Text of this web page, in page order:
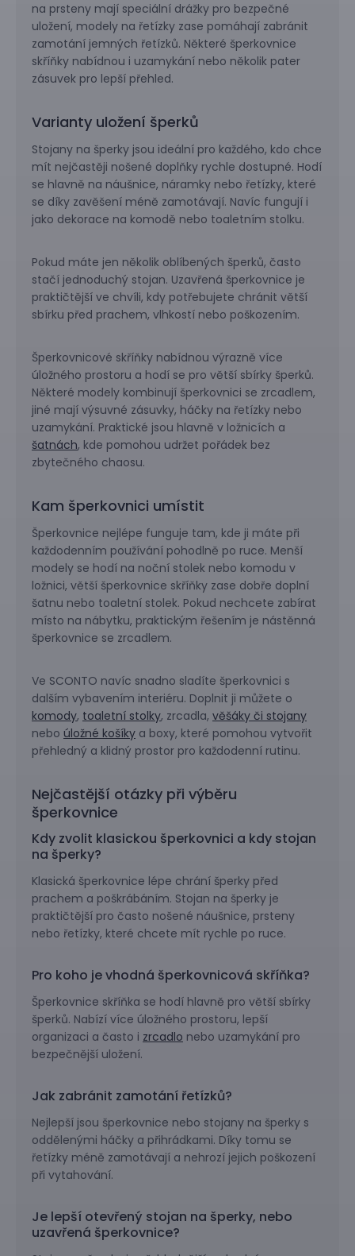
na prsteny mají speciální drážky pro bezpečné
uložení, modely na řetízky zase pomáhají zabránit
zamotání jemných řetízků. Některé šperkovnice
skříňky nabídnou i uzamykání nebo několik pater
zásuvek pro lepší přehled.
Varianty uložení šperků
Stojany na šperky jsou ideální pro každého, kdo chce
mít nejčastěji nošené doplňky rychle dostupné. Hodí
se hlavně na náušnice, náramky nebo řetízky, které
se díky zavěšení méně zamotávají. Navíc fungují i
jako dekorace na komodě nebo toaletním stolku.
Pokud máte jen několik oblíbených šperků, často
stačí jednoduchý stojan. Uzavřená šperkovnice je
praktičtější ve chvíli, kdy potřebujete chránit větší
sbírku před prachem, vlhkostí nebo poškozením.
Šperkovnicové skříňky nabídnou výrazně více
úložného prostoru a hodí se pro větší sbírky šperků.
Některé modely kombinují šperkovnici se zrcadlem,
jiné mají výsuvné zásuvky, háčky na řetízky nebo
uzamykání. Praktické jsou hlavně v ložnicích a
šatnách, kde pomohou udržet pořádek bez
zbytečného chaosu.
Kam šperkovnici umístit
Šperkovnice nejlépe funguje tam, kde ji máte při
každodenním používání pohodlně po ruce. Menší
modely se hodí na noční stolek nebo komodu v
ložnici, větší šperkovnice skříňky zase dobře doplní
šatnu nebo toaletní stolek. Pokud nechcete zabírat
místo na nábytku, praktickým řešením je nástěnná
šperkovnice se zrcadlem.
Ve SCONTO navíc snadno sladíte šperkovnici s
dalším vybavením interiéru. Doplnit ji můžete o
komody, toaletní stolky, zrcadla, věšáky či stojany
nebo úložné košíky a boxy, které pomohou vytvořit
přehledný a klidný prostor pro každodenní rutinu.
Nejčastější otázky při výběru
šperkovnice
Kdy zvolit klasickou šperkovnici a kdy stojan
na šperky?
Klasická šperkovnice lépe chrání šperky před
prachem a poškrábáním. Stojan na šperky je
praktičtější pro často nošené náušnice, prsteny
nebo řetízky, které chcete mít rychle po ruce.
Pro koho je vhodná šperkovnicová skříňka?
Šperkovnice skříňka se hodí hlavně pro větší sbírky
šperků. Nabízí více úložného prostoru, lepší
organizaci a často i zrcadlo nebo uzamykání pro
bezpečnější uložení.
Jak zabránit zamotání řetízků?
Nejlepší jsou šperkovnice nebo stojany na šperky s
oddělenými háčky a přihrádkami. Díky tomu se
řetízky méně zamotávají a nehrozí jejich poškození
při vytahování.
Je lepší otevřený stojan na šperky, nebo
uzavřená šperkovnice?